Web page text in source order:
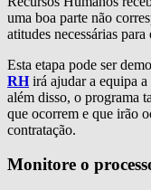
uma boa parte não
atitudes necessárias para
Esta etapa pode ser
RHirá ajudar a equipa a
além disso, o programa
que ocorrem e que irão
contratação.
Monitore o